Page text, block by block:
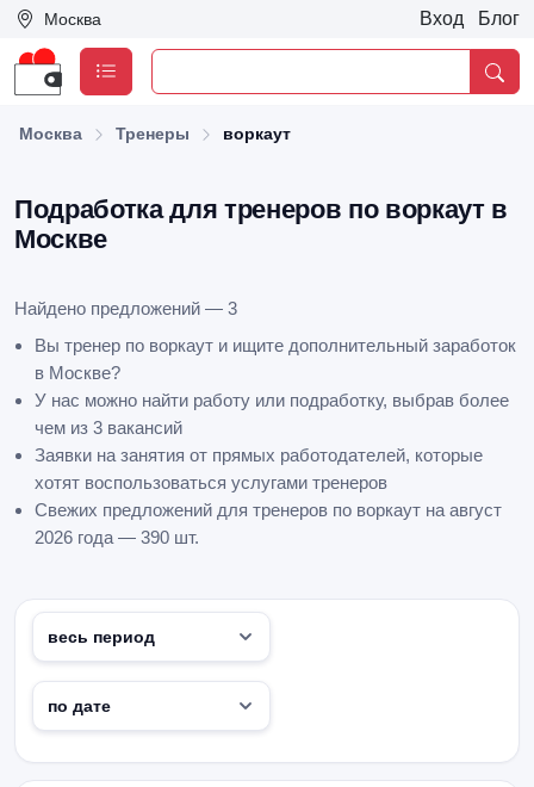
Москва Вход Блог
Москва Тренеры воркаут
Подработка для тренеров по воркаут в
Москве
Найдено предложений — 3
Вы тренер по воркаут и ищите дополнительный заработок
в Москве?
У нас можно найти работу или подработку, выбрав более
чем из 3 вакансий
Заявки на занятия от прямых работодателей, которые
хотят воспользоваться услугами тренеров
Свежих предложений для тренеров по воркаут на август
2026 года — 390 шт.